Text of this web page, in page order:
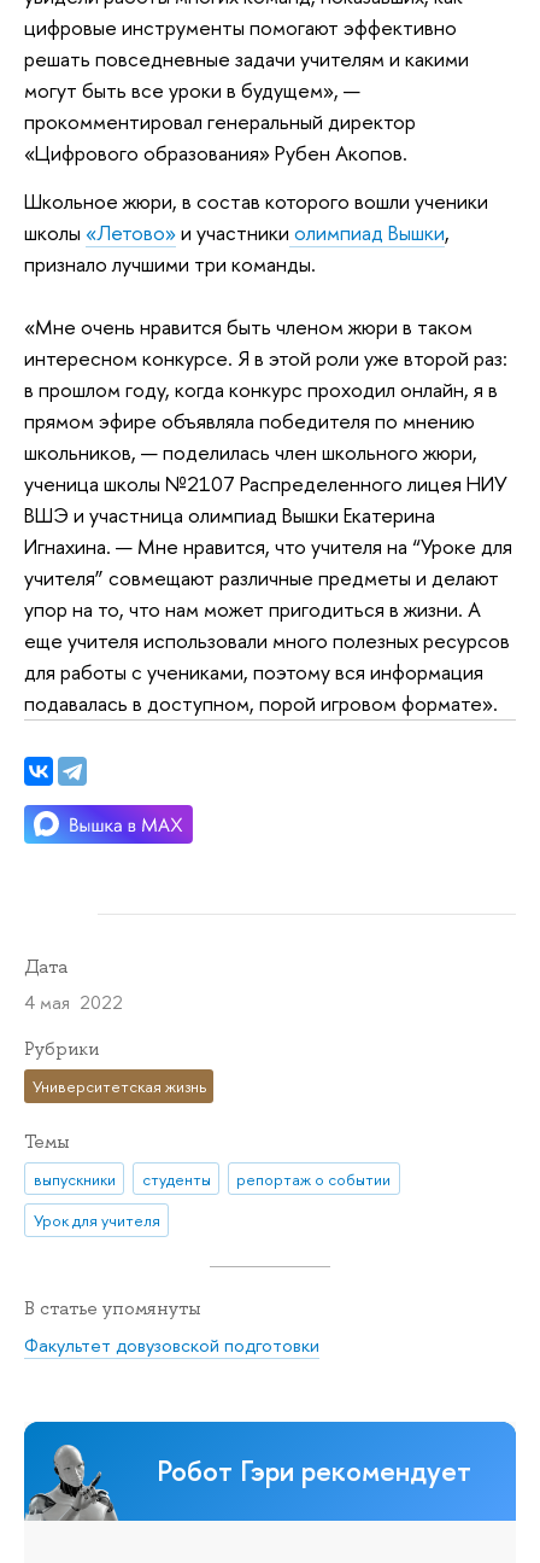
цифровые инструменты помогают эффективно
решать повседневные задачи учителям и какими
могут быть все уроки в будущем», —
прокомментировал генеральный директор
«Цифрового образования» Рубен Акопов.
Школьное жюри, в состав которого вошли ученики
школы «Летово»и участники олимпиад Вышки,
признало лучшими три команды.
«Мне очень нравится быть членом жюри в таком
интересном конкурсе. Я в этой роли уже второй раз:
в прошлом году, когда конкурс проходил онлайн, я в
прямом эфире объявляла победителя по мнению
школьников, — поделилась член школьного жюри,
ученица школы №2107 Распределенного лицея НИУ
ВШЭ и участница олимпиад Вышки Екатерина
Игнахина. — Мне нравится, что учителя на “Уроке для
учителя” совмещают различные предметы и делают
упор на то, что нам может пригодиться в жизни. А
еще учителя использовали много полезных ресурсов
для работы с учениками, поэтому вся информация
подавалась в доступном, порой игровом формате».
Дата
4 мая 2022
Рубрики
Университетская жизнь
Темы
выпускники студенты
репортаж о событии
Урок для учителя
В статье упомянуты
Факультет довузовской подготовки
Робот Гэри рекомендует